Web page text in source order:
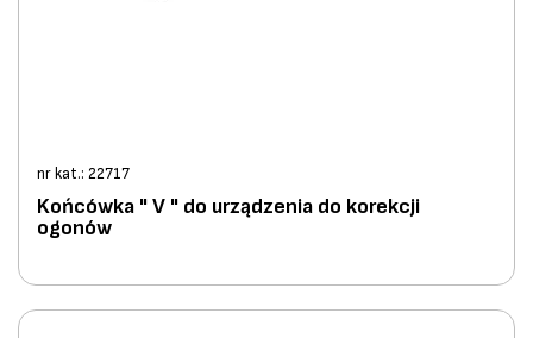
nr kat.: 22717
Końcówka " V " do urządzenia do korekcji
ogonów